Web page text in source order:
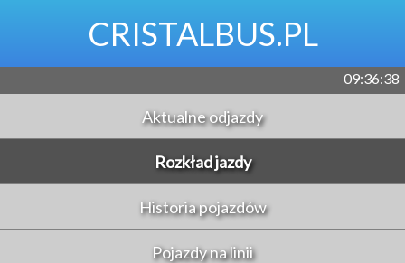
CRISTALBUS.PL
09:36:38
Aktualne odjazdy
Rozkład jazdy
Historia pojazdów
Pojazdy na linii